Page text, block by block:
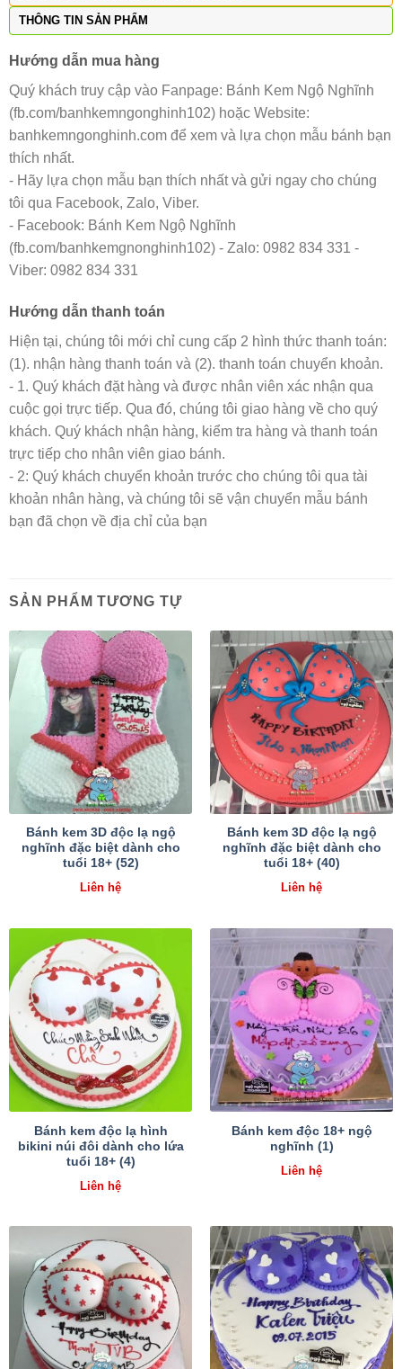
THÔNG TIN SẢN PHẨM
Hướng dẫn mua hàng
Quý khách truy cập vào Fanpage: Bánh Kem Ngộ Nghĩnh
(fb.com/banhkemngonghinh102) hoặc Website:
banhkemngonghinh.com để xem và lựa chọn mẫu bánh bạn
thích nhất.
- Hãy lựa chọn mẫu bạn thích nhất và gửi ngay cho chúng
tôi qua Facebook, Zalo, Viber.
- Facebook: Bánh Kem Ngộ Nghĩnh
(fb.com/banhkemgnonghinh102) - Zalo: 0982 834 331 -
Viber: 0982 834 331
Hướng dẫn thanh toán
Hiện tại, chúng tôi mới chỉ cung cấp 2 hình thức thanh toán:
(1). nhận hàng thanh toán và (2). thanh toán chuyển khoản.
- 1. Quý khách đặt hàng và được nhân viên xác nhận qua
cuộc gọi trực tiếp. Qua đó, chúng tôi giao hàng về cho quý
khách. Quý khách nhận hàng, kiểm tra hàng và thanh toán
trực tiếp cho nhân viên giao bánh.
- 2: Quý khách chuyển khoản trước cho chúng tôi qua tài
khoản nhân hàng, và chúng tôi sẽ vận chuyển mẫu bánh
bạn đã chọn về địa chỉ của bạn
SẢN PHẨM TƯƠNG TỰ
Bánh kem 3D độc lạ ngộ
nghĩnh đặc biệt dành cho
tuổi 18+ (52)
Liên hệ
Bánh kem 3D độc lạ ngộ
nghĩnh đặc biệt dành cho
tuổi 18+ (40)
Liên hệ
Bánh kem độc lạ hình
bikini núi đôi dành cho lứa
tuổi 18+ (4)
Liên hệ
Bánh kem độc 18+ ngộ
nghĩnh (1)
Liên hệ